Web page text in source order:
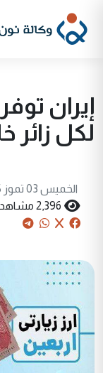
لكل زائر
الخميس 03 تموز 2025
2,396 مشاهدة